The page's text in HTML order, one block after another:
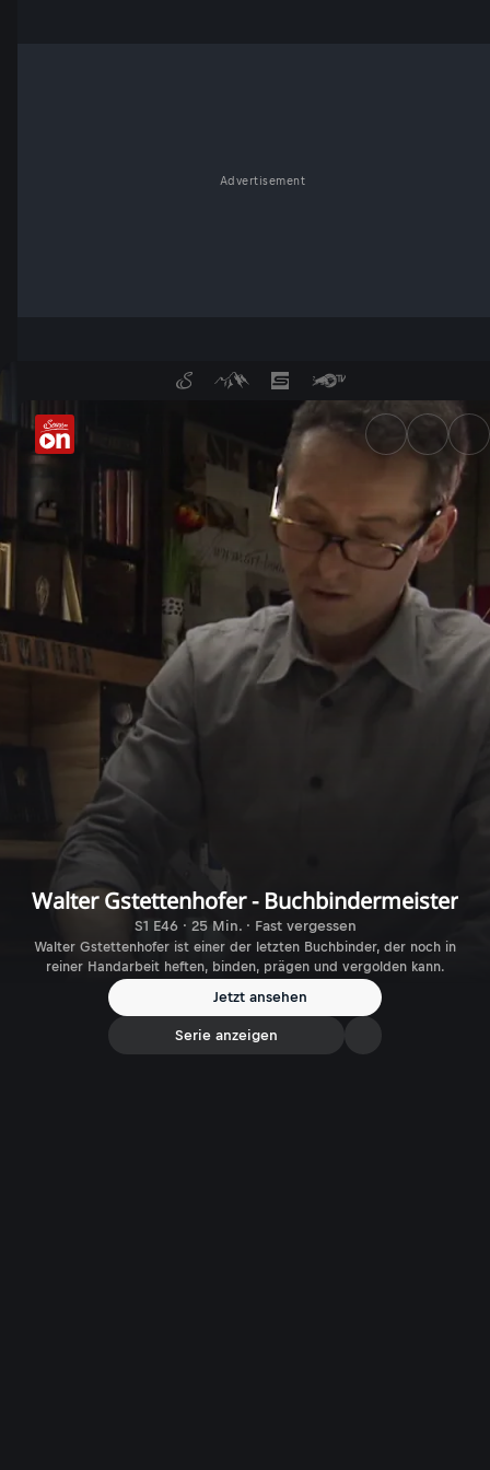
Advertisement
Walter Gstettenhofer -
Walter Gstettenhofer - Buchbindermeister
S1 E46 · 25 Min. · Fast vergessen
Walter Gstettenhofer ist einer der letzten Buchbinder, der noch in
reiner Handarbeit heften, binden, prägen und vergolden kann.
Jetzt ansehen
Serie anzeigen